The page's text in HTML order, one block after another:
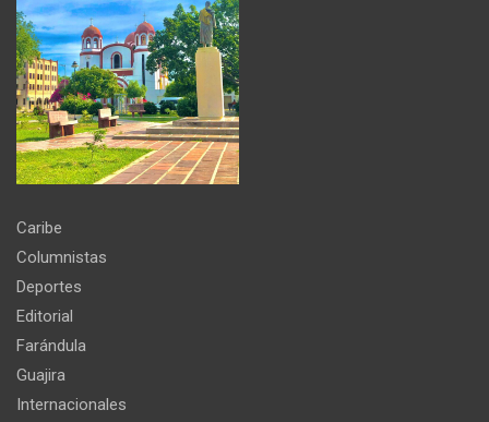
Caribe
Columnistas
Deportes
Editorial
Farándula
Guajira
Internacionales